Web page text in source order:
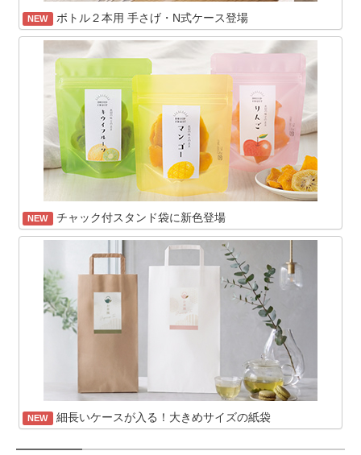
NEW ボトル２本用 手さげ・N式ケース登場
NEW チャック付スタンド袋に新色登場
NEW 細長いケースが入る！大きめサイズの紙袋